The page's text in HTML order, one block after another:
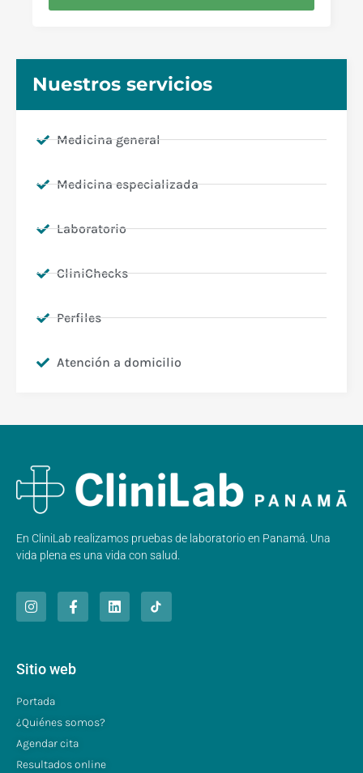
Nuestros servicios
Medicina general
Medicina especializada
Laboratorio
CliniChecks
Perfiles
Atención a domicilio
En CliniLab realizamos pruebas de laboratorio en Panamá. Una
vida plena es una vida con salud.
Sitio web
Portada
¿Quiénes somos?
Agendar cita
Resultados online